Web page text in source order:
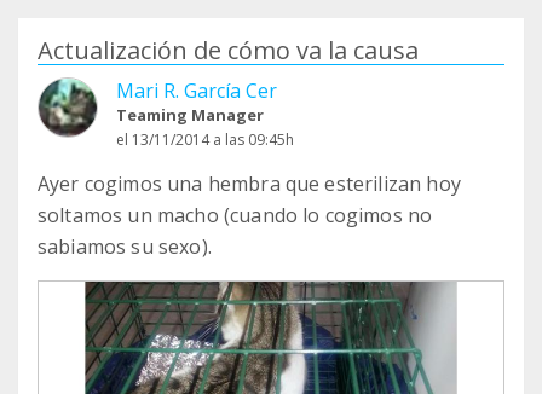
Actualización de cómo va la causa
Mari R. García Cer
Teaming Manager
el 13/11/2014 a las 09:45h
Ayer cogimos una hembra que esterilizan hoy
soltamos un macho (cuando lo cogimos no
sabiamos su sexo).